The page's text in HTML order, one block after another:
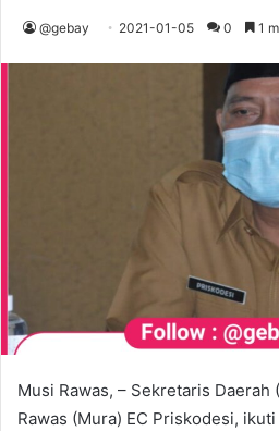
@gebay 2021-01-05 0 1
Musi Rawas, – Sekretaris Daerah
Rawas (Mura) EC Priskodesi,